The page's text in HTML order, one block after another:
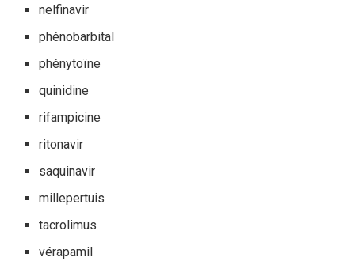
nelfinavir
phénobarbital
phénytoïne
quinidine
rifampicine
ritonavir
saquinavir
millepertuis
tacrolimus
vérapamil